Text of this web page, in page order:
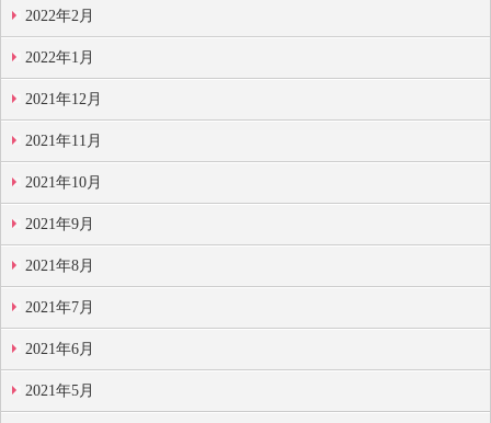
2022年2月
2022年1月
2021年12月
2021年11月
2021年10月
2021年9月
2021年8月
2021年7月
2021年6月
2021年5月